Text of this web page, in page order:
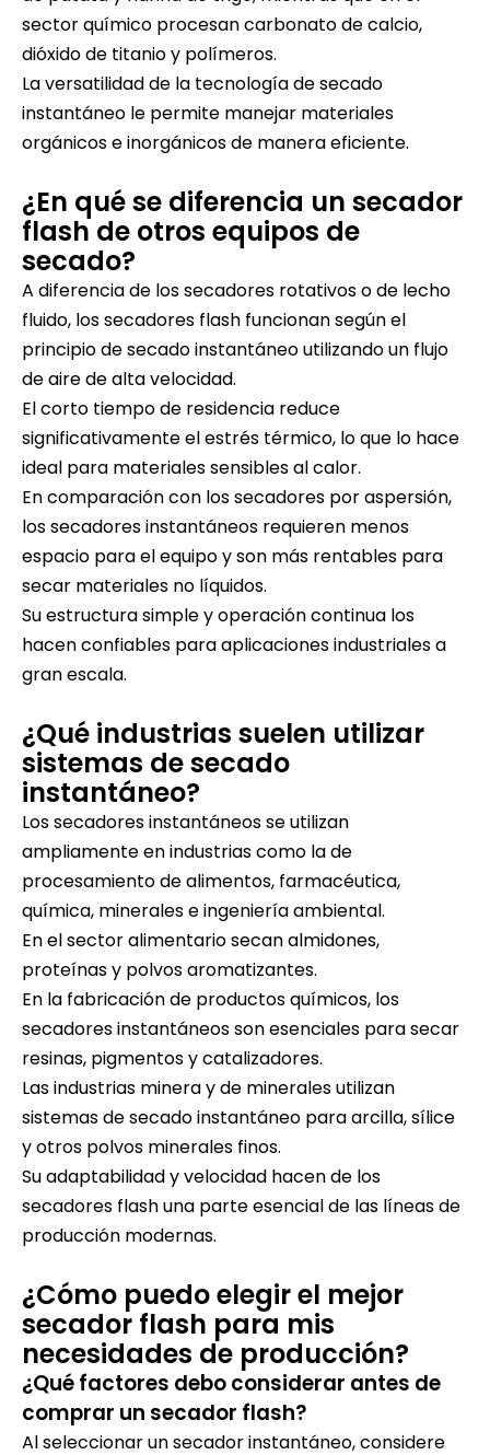
sector químico procesan carbonato de calcio,
dióxido de titanio y polímeros.
La versatilidad de la tecnología de secado
instantáneo le permite manejar materiales
orgánicos e inorgánicos de manera eficiente.
¿En qué se diferencia un secador
flash de otros equipos de
secado?
A diferencia de los secadores rotativos o de lecho
fluido, los secadores flash funcionan según el
principio de secado instantáneo utilizando un flujo
de aire de alta velocidad.
El corto tiempo de residencia reduce
significativamente el estrés térmico, lo que lo hace
ideal para materiales sensibles al calor.
En comparación con los secadores por aspersión,
los secadores instantáneos requieren menos
espacio para el equipo y son más rentables para
secar materiales no líquidos.
Su estructura simple y operación continua los
hacen confiables para aplicaciones industriales a
gran escala.
¿Qué industrias suelen utilizar
sistemas de secado
instantáneo?
Los secadores instantáneos se utilizan
ampliamente en industrias como la de
procesamiento de alimentos, farmacéutica,
química, minerales e ingeniería ambiental.
En el sector alimentario secan almidones,
proteínas y polvos aromatizantes.
En la fabricación de productos químicos, los
secadores instantáneos son esenciales para secar
resinas, pigmentos y catalizadores.
Las industrias minera y de minerales utilizan
sistemas de secado instantáneo para arcilla, sílice
y otros polvos minerales finos.
Su adaptabilidad y velocidad hacen de los
secadores flash una parte esencial de las líneas de
producción modernas.
¿Cómo puedo elegir el mejor
secador flash para mis
necesidades de producción?
¿Qué factores debo considerar antes de
comprar un secador flash?
Al seleccionar un secador instantáneo, considere